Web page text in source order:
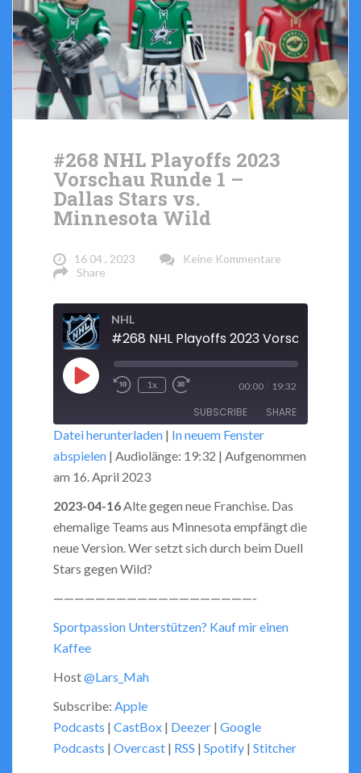
#268 NHL Playoffs 2023
Vorschau Runde 1 –
Dallas Stars vs.
Minnesota Wild
16 04 , 2023
Keine Kommentare
Share
NHL
Play
Rewind
Seconds
1x
Fast
Forward
30
seconds
00:00 19:32
SUBSCRIBE SHARE
RSS FEED
SHARE
EMBED
Datei herunterladen | In neuem Fenster
abspielen | Audiolänge: 19:32 | Aufgenommen
am 16. April 2023
2023-04-16 Alte gegen neue Franchise. Das
ehemalige Teams aus Minnesota empfängt die
neue Version. Wer setzt sich durch beim Duell
Stars gegen Wild?
———————————————————-
Sportpassion Unterstützen? Kauf mir einen
Kaffee
Host@Lars_Mah
Subscribe: Apple
Podcasts | CastBox | Deezer | Google
Podcasts | Overcast | RSS | Spotify | Stitcher